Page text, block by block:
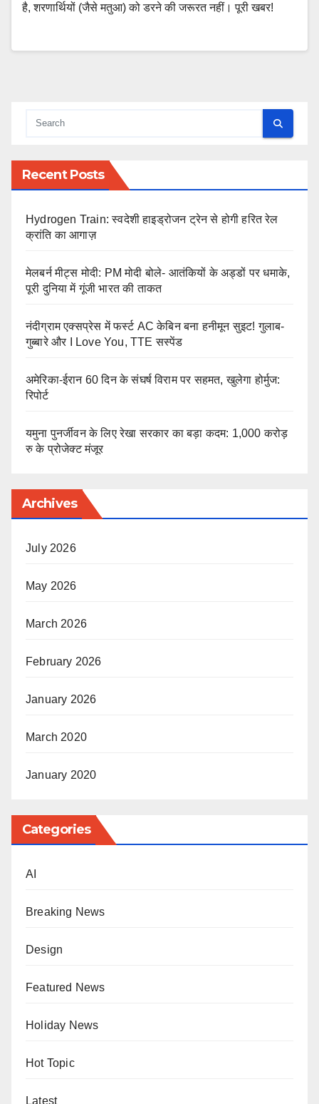
है, शरणार्थियों (जैसे मतुआ) को डरने की जरूरत नहीं। पूरी खबर!
Recent Posts
Hydrogen Train: स्वदेशी हाइड्रोजन ट्रेन से होगी हरित रेल
क्रांति का आगाज़
मेलबर्न मीट्स मोदी: PM मोदी बोले- आतंकियों के अड्डों पर धमाके,
पूरी दुनिया में गूंजी भारत की ताकत
नंदीग्राम एक्सप्रेस में फर्स्ट AC केबिन बना हनीमून सुइट! गुलाब-
गुब्बारे और I Love You, TTE सस्पेंड
अमेरिका-ईरान 60 दिन के संघर्ष विराम पर सहमत, खुलेगा होर्मुज:
रिपोर्ट
यमुना पुनर्जीवन के लिए रेखा सरकार का बड़ा कदम: 1,000 करोड़
रु के प्रोजेक्ट मंजूर
Archives
July 2026
May 2026
March 2026
February 2026
January 2026
March 2020
January 2020
Categories
AI
Breaking News
Design
Featured News
Holiday News
Hot Topic
Latest